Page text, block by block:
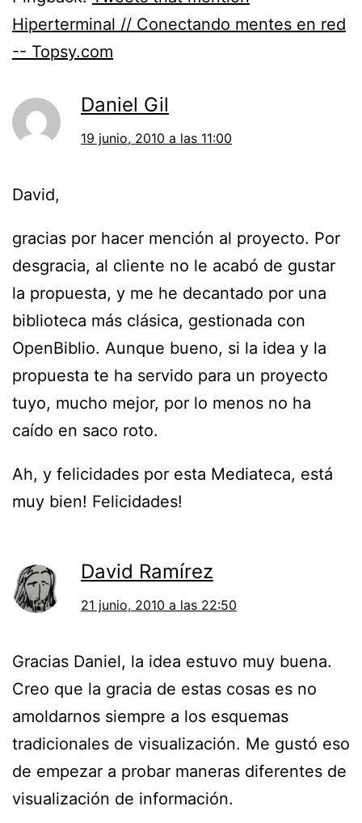
Hiperterminal // Conectando mentes en red
-- Topsy.com
Daniel Gil
19 junio, 2010 a las 11:00
David,
gracias por hacer mención al proyecto. Por
desgracia, al cliente no le acabó de gustar
la propuesta, y me he decantado por una
biblioteca más clásica, gestionada con
OpenBiblio. Aunque bueno, si la idea y la
propuesta te ha servido para un proyecto
tuyo, mucho mejor, por lo menos no ha
caído en saco roto.
Ah, y felicidades por esta Mediateca, está
muy bien! Felicidades!
David Ramírez
21 junio, 2010 a las 22:50
Gracias Daniel, la idea estuvo muy buena.
Creo que la gracia de estas cosas es no
amoldarnos siempre a los esquemas
tradicionales de visualización. Me gustó eso
de empezar a probar maneras diferentes de
visualización de información.